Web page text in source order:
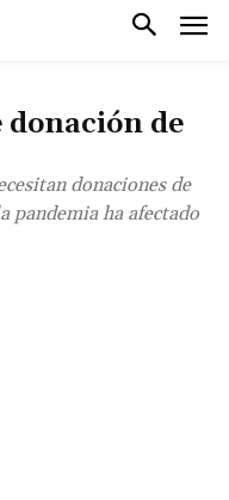
donación de
donaciones de
pandemia ha afectado